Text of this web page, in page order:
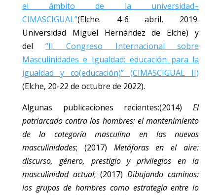
el ámbito de la universidad–
CIMASCIGUAL”(Elche. 4-6 abril, 2019.
Universidad Miguel Hernández de Elche) y
del“II Congreso Internacional sobre
Masculinidades e Igualdad: educación para la
igualdad y co(educación)” (CIMASCIGUAL II)
(Elche, 20-22 de octubre de 2022).
Algunas publicaciones recientes:(2014)El
patriarcado contra los hombres: el mantenimiento
de la categoría masculina en las nuevas
masculinidades; (2017) Metáforas en el aire:
discurso, género, prestigio y privilegios en la
masculinidad actual; (2017)Dibujando caminos:
los grupos de hombres como estrategia entre lo